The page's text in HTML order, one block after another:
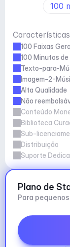
100
100 Faixas
100 Minutos
Texto-para-
Imagem-2-
Alta Qualidade
Não
Conteúdo
Biblioteca
Sub-
Distribuição
Suporte
Plano de
Para